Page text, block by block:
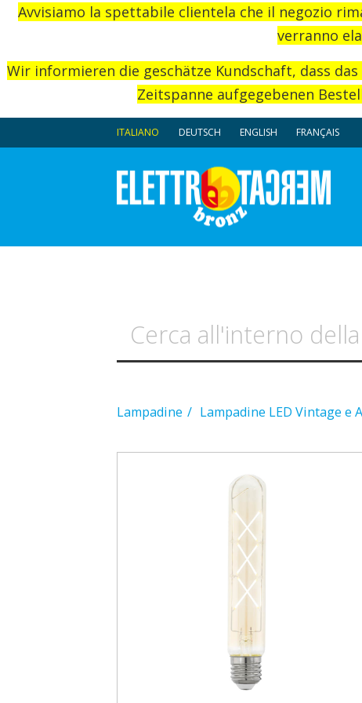
Avvisiamo la spettabile clientela che il negozio
verranno
Wir informieren die geschätze Kundschaft, dass
Zeitspanne aufgegebenen
ITALIANO DEUTSCH ENGLISH FRANÇAIS
Lampadine Lampadine LED Vintage e